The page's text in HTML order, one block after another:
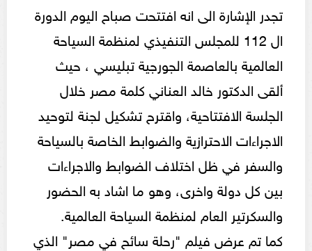
تجدر الإشارة الى انه افتتحت صباح اليوم الدورة
ال 112 للمجلس التنفيذي لمنظمة السياحة
العالمية بالعاصمة الجورجية تبليسي ، حيث
ألقى الدكتور خالد العناني كلمة مصر خلال
الجلسة الافتتاحية، واقترح تشكيل لجنة لتوحيد
الاجراءات الاحترازية والضوابط الخاصة بالسياحة
والسفر في ظل اختلاف الضوابط والاجراءات
بين كل دولة واخرى، وهو ما اشاد به الحضور
والسكرتير العام لمنظمة السياحة العالمية.
كما تم عرض فيلم "رحلة سائح في مصر" الذي